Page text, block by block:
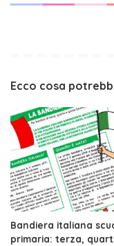
Ecco cosa
Bandiera italiana
primaria: terza,